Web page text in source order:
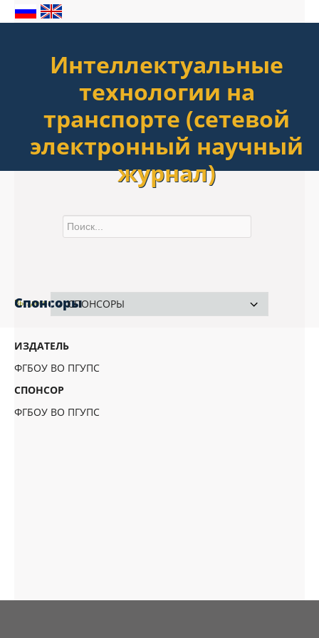
Интеллектуальные
технологии на
транспорте (сетевой
электронный научный
журнал)
Спонсоры
Вы здесь: Главная|Спонсоры
ИЗДАТЕЛЬ
ФГБОУ ВО ПГУПС
СПОНСОР
ФГБОУ ВО ПГУПС